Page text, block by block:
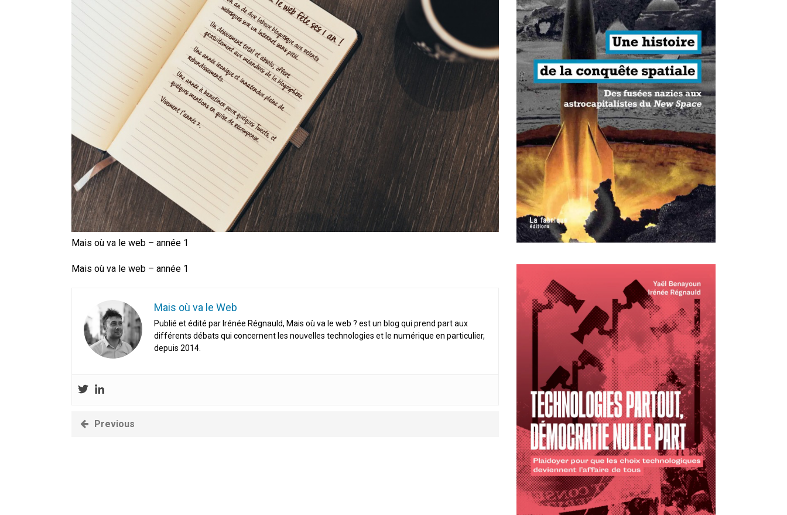
Addendum sur les machines à laver, et l’intelligence artificielle
La vaste blague du macronisme crypto-spatial
Mais où va le web – année 1
Mais où va le web – année 1
Mais où va le Web
Publié et édité par Irénée Régnauld, Mais où va le web ? est un blog qui prend part aux
différents débats qui concernent les nouvelles technologies et le numérique en particulier,
depuis 2014.
Previous